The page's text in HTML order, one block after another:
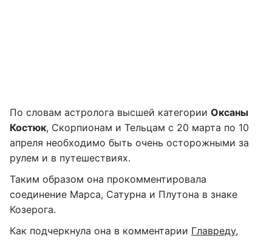
По словам астролога высшей категории Оксаны
Костюк, Скорпионам и Тельцам с 20 марта по 10
апреля необходимо быть очень осторожными за
рулем и в путешествиях.
Таким образом она прокомментировала
соединение Марса, Сатурна и Плутона в знаке
Козерога.
Как подчеркнула она в комментарии Главреду,